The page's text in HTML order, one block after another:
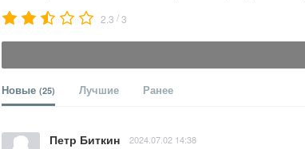
2.3 /3
Новые (25) Лучшие Ранее
Петр Биткин 2024.07.02 14:38